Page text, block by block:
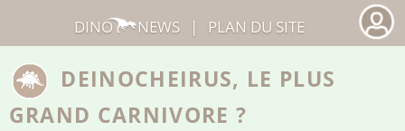
DEINOCHEIRUS, LE PLUS
GRAND CARNIVORE ?
DINO NEWS | PLAN DU SITE